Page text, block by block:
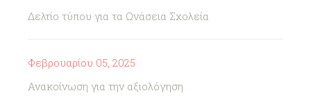
Δελτίο τύπου για τα Ωνάσεια Σχολεία
Φεβρουαρίου 05, 2025
Ανακοίνωση για την αξιολόγηση